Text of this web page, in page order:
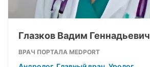
Глазков Вадим Геннадьевич
ВРАЧ ПОРТАЛА MEDPORT